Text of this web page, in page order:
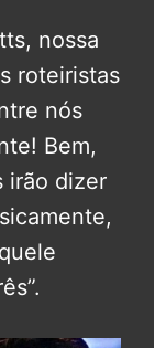
nossa
roteiristas
nós
Bem,
irão dizer